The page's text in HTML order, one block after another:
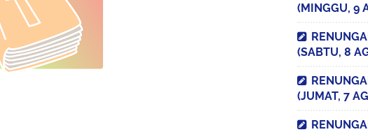
(MINGGU, 9
(SABTU, 8
(JUMAT, 7